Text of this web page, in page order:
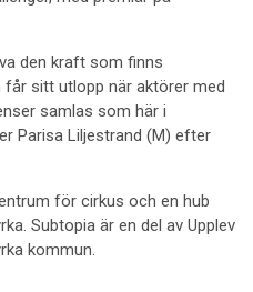
den kraft som finns
sitt utlopp när aktörer med
samlas som här i
Parisa Liljestrand (M) efter
för cirkus och en hub
Subtopia är en del av Upplev
kommun.